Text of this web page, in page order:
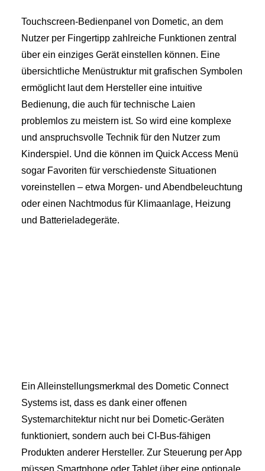
Touchscreen-Bedienpanel von Dometic, an dem
Nutzer per Fingertipp zahlreiche Funktionen zentral
über ein einziges Gerät einstellen können. Eine
übersichtliche Menüstruktur mit grafischen Symbolen
ermöglicht laut dem Hersteller eine intuitive
Bedienung, die auch für technische Laien
problemlos zu meistern ist. So wird eine komplexe
und anspruchsvolle Technik für den Nutzer zum
Kinderspiel. Und die können im Quick Access Menü
sogar Favoriten für verschiedenste Situationen
voreinstellen – etwa Morgen- und Abendbeleuchtung
oder einen Nachtmodus für Klimaanlage, Heizung
und Batterieladegeräte.
Ein Alleinstellungsmerkmal des Dometic Connect
Systems ist, dass es dank einer offenen
Systemarchitektur nicht nur bei Dometic-Geräten
funktioniert, sondern auch bei CI-Bus-fähigen
Produkten anderer Hersteller. Zur Steuerung per App